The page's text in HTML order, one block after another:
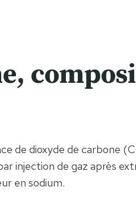
de dioxyde de carbone
injection de gaz après
en sodium.